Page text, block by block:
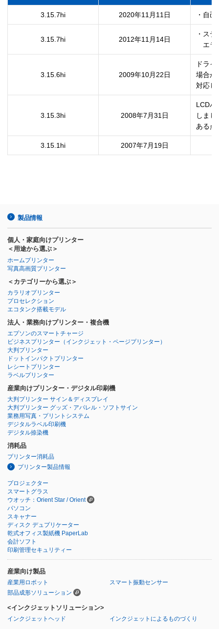
3.15.7hi 2020年11月11日 ・自
3.15.7hi 2012年11月14日
・ス
エラ
3.15.6hi 2009年10月22日
ドラ
場合が
3.15.3hi 2008年7月31日
LCDパ
しま
3.15.1hi 2007年7月19日
製品情報
個人・家庭向けプリンター
＜用途から選ぶ＞
ホームプリンター
写真高画質プリンター
＜カテゴリーから選ぶ＞
カラリオプリンター
プロセレクション
エコタンク搭載モデル
法人・業務向けプリンター・複合機
エプソンのスマートチャージ
ビジネスプリンター （インクジェット・ページプリンター）
大判プリンター
ドットインパクトプリンター
レシートプリンター
ラベルプリンター
産業向けプリンター・デジタル印刷機
大判プリンター サイン＆ディスプレイ
大判プリンター グッズ・アパレル・ソフトサイン
業務用写真・プリントシステム
デジタルラベル印刷機
デジタル捺染機
消耗品
プリンター消耗品
プリンター製品情報
プロジェクター
スマートグラス
ウオッチ：Orient Star / Orient
パソコン
スキャナー
ディスク デュプリケーター
乾式オフィス製紙機 PaperLab
会計ソフト
印刷管理セキュリティー
産業向け製品
産業用ロボット
スマート振動センサー
部品成形ソリューション
<インクジェットソリューション>
インクジェットヘッド インクジェットによるものづくり